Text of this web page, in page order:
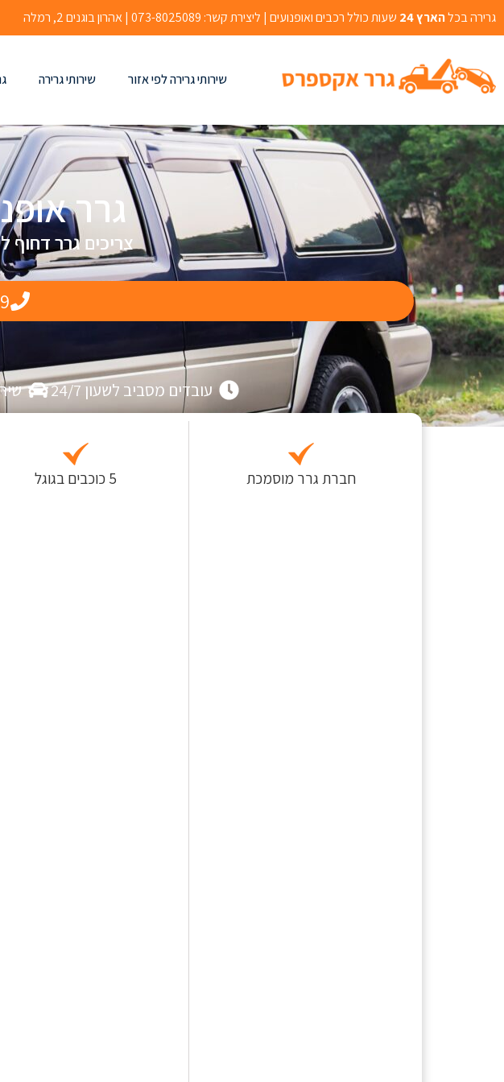
גרירה בכלהארץ 24 שעות כולל רכבים ואופנועים | ליצירת קשר: 073-8025089 | אהרון בוגנים 2, רמלה
שירותי גרירה לפי אזור שירותי גרירה
גרר
עובדים מסביב לשעון 24/7
צריכים גרר דחוף
5 כוכבים בגוגל חברת גרר מוסמכת